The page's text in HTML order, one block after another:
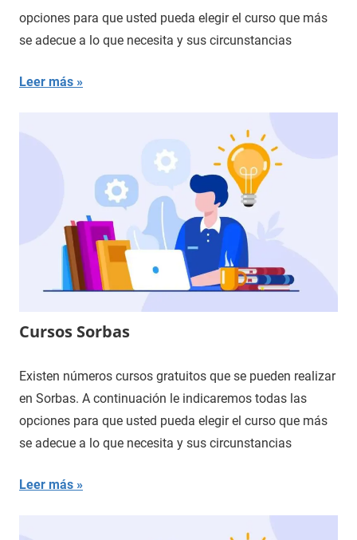
opciones para que usted pueda elegir el curso que más
se adecue a lo que necesita y sus circunstancias
Leer más
Cursos Sorbas
Existen números cursos gratuitos que se pueden realizar
en Sorbas. A continuación le indicaremos todas las
opciones para que usted pueda elegir el curso que más
se adecue a lo que necesita y sus circunstancias
Leer más